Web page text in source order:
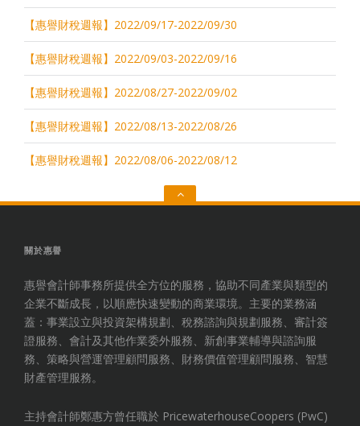
【惠譽財稅週報】2022/09/17-2022/09/30
【惠譽財稅週報】2022/09/03-2022/09/16
【惠譽財稅週報】2022/08/27-2022/09/02
【惠譽財稅週報】2022/08/13-2022/08/26
【惠譽財稅週報】2022/08/06-2022/08/12
Go
關於惠譽
惠譽會計師事務所提供全方位的服務，協助不同產業與類型的
企業不斷成長，以順應快速變動的商業環境。主要的業務涵
蓋：事業設立與投資架構規劃、稅務諮詢與規劃服務、審計簽
證服務、會計及其他作業委外服務、新創事業輔導與諮詢服
務、策略與營運管理顧問服務、財務價值管理顧問服務、智慧
財產管理服務。
主持會計師鄭惠方曾任職於 PricewaterhouseCoopers (PwC)